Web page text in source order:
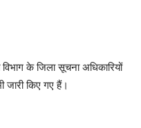
के जिला सूचना अधिकारियों
किए गए हैं।